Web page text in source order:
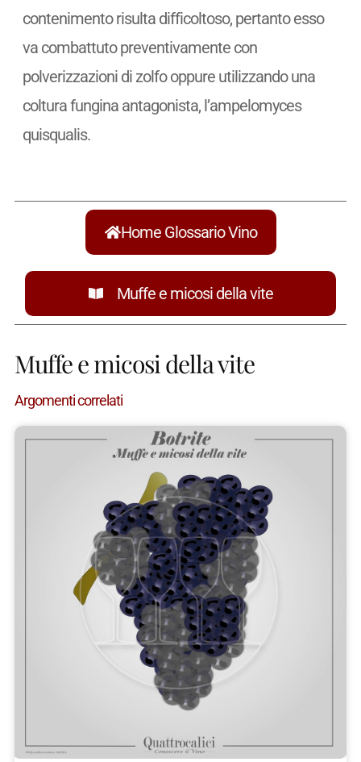
contenimento risulta difficoltoso, pertanto esso
va combattuto preventivamente con
polverizzazioni di zolfo oppure utilizzando una
coltura fungina antagonista, l’ampelomyces
quisqualis.
Home Glossario Vino
Muffe e micosi della vite
Muffe e micosi della vite
Argomenti correlati